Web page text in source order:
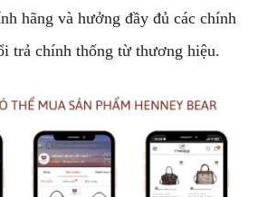
hãng và hưởng đầy đủ các chính
trả chính thống từ thương hiệu.